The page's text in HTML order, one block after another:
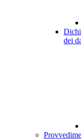
dei